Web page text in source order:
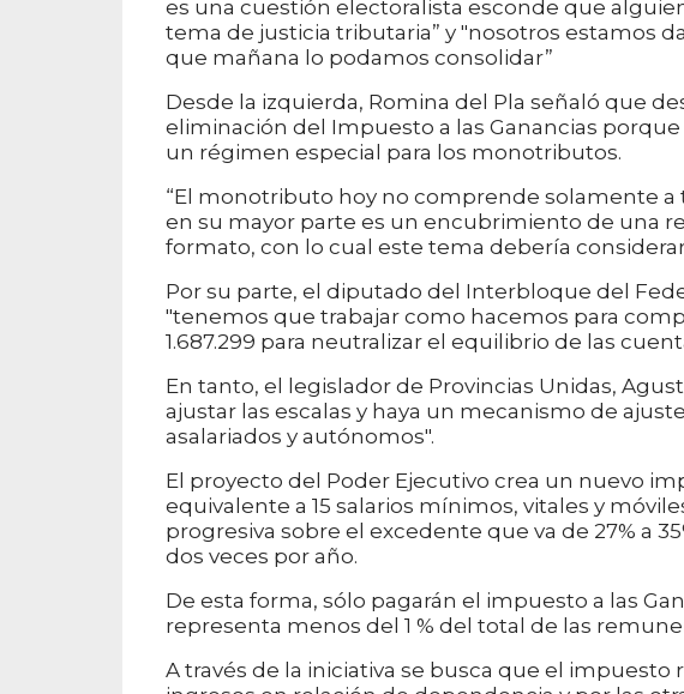
es una cuestión electoralista esconde que
tema de justicia tributaria” y "nosotros estamos
que mañana lo podamos consolidar”
Desde la izquierda, Romina del Pla señaló que
eliminación del Impuesto a las Ganancias
un régimen especial para los monotributos.
“El monotributo hoy no comprende solamente
en su mayor parte es un encubrimiento de una
formato, con lo cual este tema debería
Por su parte, el diputado del Interbloque del
"tenemos que trabajar como hacemos para
1.687.299 para neutralizar el equilibrio de las
En tanto, el legislador de Provincias Unidas,
ajustar las escalas y haya un mecanismo de
asalariados y autónomos".
El proyecto del Poder Ejecutivo crea un nuevo
equivalente a 15 salarios mínimos, vitales y
progresiva sobre el excedente que va de 27% a
dos veces por año.
De esta forma, sólo pagarán el impuesto a las
representa menos del 1 % del total de las
A través de la iniciativa se busca que el